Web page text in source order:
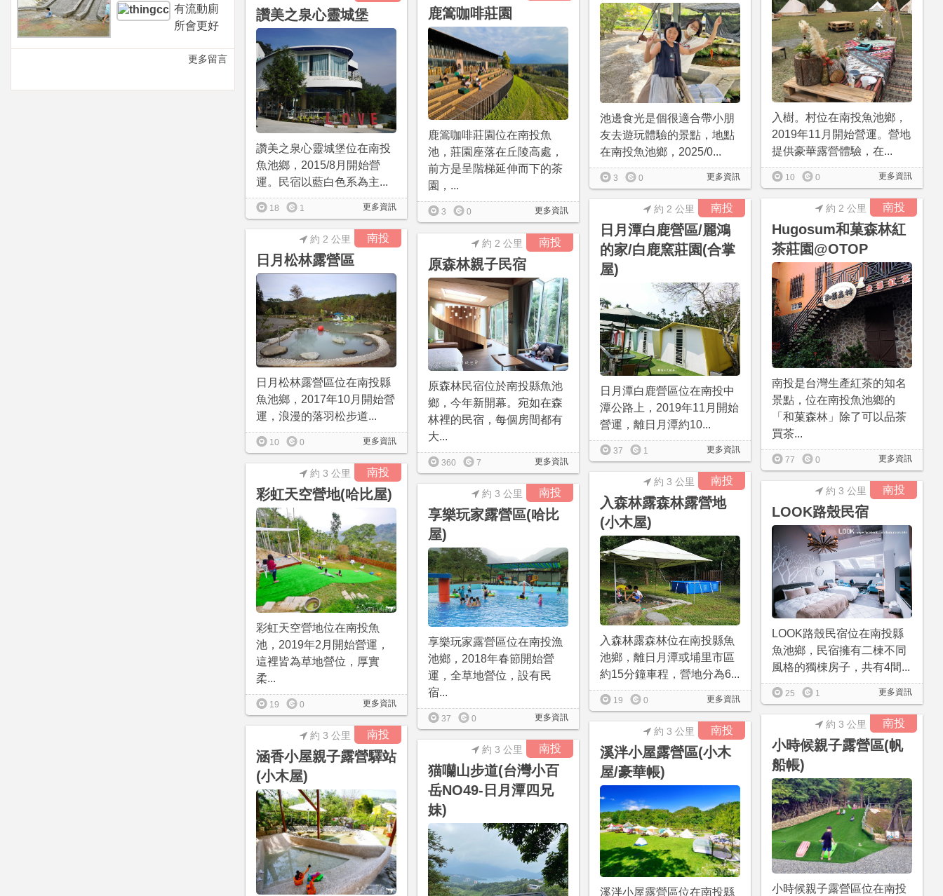
有流動廁
所會更好
更多留言
入樹。村位在南投魚池鄉，
2019年11月開始營運。營地
提供豪華露營體驗，在...
更多資訊
10 0
池邊食光是個很適合帶小朋
友去遊玩體驗的景點，地點
在南投魚池鄉，2025/0...
更多資訊
3 0
鹿篙咖啡莊園
鹿篙咖啡莊園位在南投魚
池，莊園座落在丘陵高處，
前方是呈階梯延伸而下的茶
園，...
更多資訊
3 0
讚美之泉心靈城堡
讚美之泉心靈城堡位在南投
魚池鄉，2015/8月開始營
運。民宿以藍白色系為主...
更多資訊
18 1 南投
Hugosum和菓森林紅
茶莊園@OTOP
約 2 公里
南投是台灣生產紅茶的知名
景點，位在南投魚池鄉的
「和菓森林」除了可以品茶
買茶...
更多資訊
77 0
南投
日月潭白鹿營區/麗鴻
的家/白鹿窯莊園(合掌
屋)
約 2 公里
日月潭白鹿營區位在南投中
潭公路上，2019年11月開始
營運，離日月潭約10...
更多資訊
37 1
南投
日月松林露營區
約 2 公里
日月松林露營區位在南投縣
魚池鄉，2017年10月開始營
運，浪漫的落羽松步道...
更多資訊
10 0
南投
原森林親子民宿
約 2 公里
原森林民宿位於南投縣魚池
鄉，今年新開幕。宛如在森
林裡的民宿，每個房間都有
大...
更多資訊
360 7
南投
彩虹天空營地(哈比屋)
約 3 公里
彩虹天空營地位在南投魚
池，2019年2月開始營運，
這裡皆為草地營位，厚實
柔...
更多資訊
19 0
南投
入森林露森林露營地
(小木屋)
約 3 公里
入森林露森林位在南投縣魚
池鄉，離日月潭或埔里市區
約15分鐘車程，營地分為6...
更多資訊
19 0
南投
LOOK路殼民宿
約 3 公里
LOOK路殼民宿位在南投縣
魚池鄉，民宿擁有二棟不同
風格的獨棟房子，共有4間...
更多資訊
25 1
南投
享樂玩家露營區(哈比
屋)
約 3 公里
享樂玩家露營區位在南投漁
池鄉，2018年春節開始營
運，全草地營位，設有民
宿...
更多資訊
37 0 南投
小時候親子露營區(帆
船帳)
約 3 公里
小時候親子露營區位在南投
南投
溪泮小屋露營區(小木
屋/豪華帳)
約 3 公里
溪泮小屋露營區位在南投縣
南投
涵香小屋親子露營驛站
(小木屋)
約 3 公里
南投
猫囒山步道(台灣小百
岳NO49-日月潭四兄
妹)
約 3 公里